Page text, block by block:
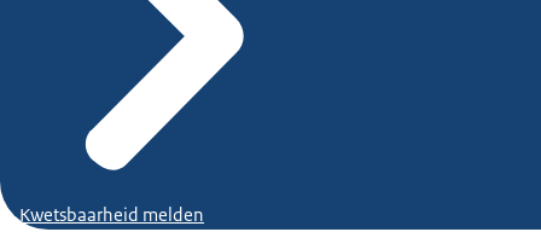
Kwetsbaarheid melden